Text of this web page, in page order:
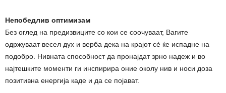
Непобедлив оптимизам
Без оглед на предизвиците со кои се соочуваат, Вагите
одржуваат весел дух и верба дека на крајот сè ќе испадне на
подобро. Нивната способност да пронајдат зрно надеж и во
најтешките моменти ги инспирира оние околу нив и носи доза
позитивна енергија каде и да се појават.